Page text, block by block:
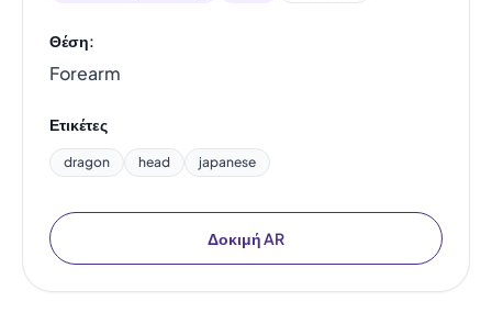
Θέση:
Forearm
Ετικέτες
dragon head japanese
Δοκιμή AR